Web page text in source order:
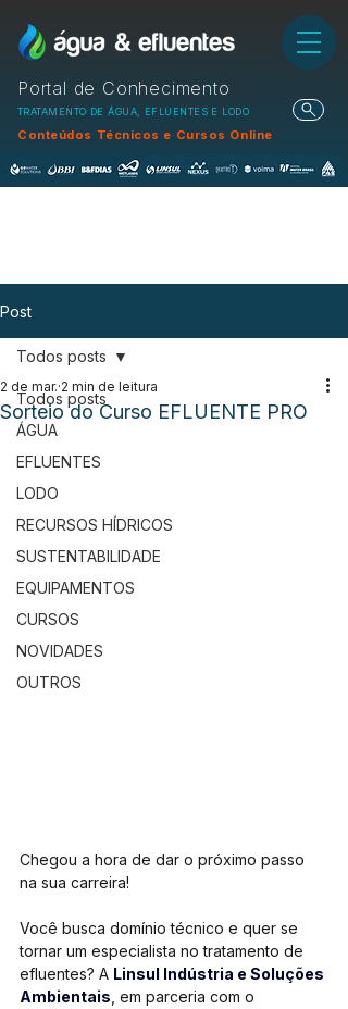
Portal de Conhecimento
TRATAMENTO DE ÁGUA, EFLUENTES E LODO
Conteúdos Técnicos e Cursos Online
Post
Todos posts
ÁGUA
EFLUENTES
LODO
RECURSOS HÍDRICOS
SUSTENTABILIDADE
EQUIPAMENTOS
CURSOS
NOVIDADES
OUTROS
Todos posts
Sorteio do Curso EFLUENTE PRO
2 de mar. 2 min de leitura
Chegou a hora de dar o próximo passo
na sua carreira!
Você busca domínio técnico e quer se
tornar um especialista no tratamento de
efluentes? A Linsul Indústria e Soluções
Ambientais , em parceria com o